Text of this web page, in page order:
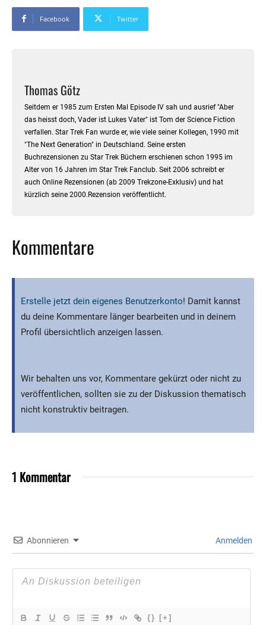
Facebook Twitter
Thomas Götz
Seitdem er 1985 zum Ersten Mal Episode IV sah und ausrief "Aber
das heisst doch, Vader ist Lukes Vater" ist Tom der Science Fiction
verfallen. Star Trek Fan wurde er, wie viele seiner Kollegen, 1990 mit
"The Next Generation" in Deutschland. Seine ersten
Buchrezensionen zu Star Trek Büchern erschienen schon 1995 im
Alter von 16 Jahren im Star Trek Fanclub. Seit 2006 schreibt er
auch Online Rezensionen (ab 2009 Trekzone-Exklusiv) und hat
kürzlich seine 2000.Rezension veröffentlicht.
Kommentare
Erstelle jetzt dein eigenes Benutzerkonto! Damit kannst
du deine Kommentare länger bearbeiten und in deinem
Profil übersichtlich anzeigen lassen.
Wir behalten uns vor, Kommentare gekürzt oder nicht zu
veröffentlichen, sollten sie zu der Diskussion thematisch
nicht konstruktiv beitragen.
1 Kommentar
Abonnieren Anmelden
{} [+]